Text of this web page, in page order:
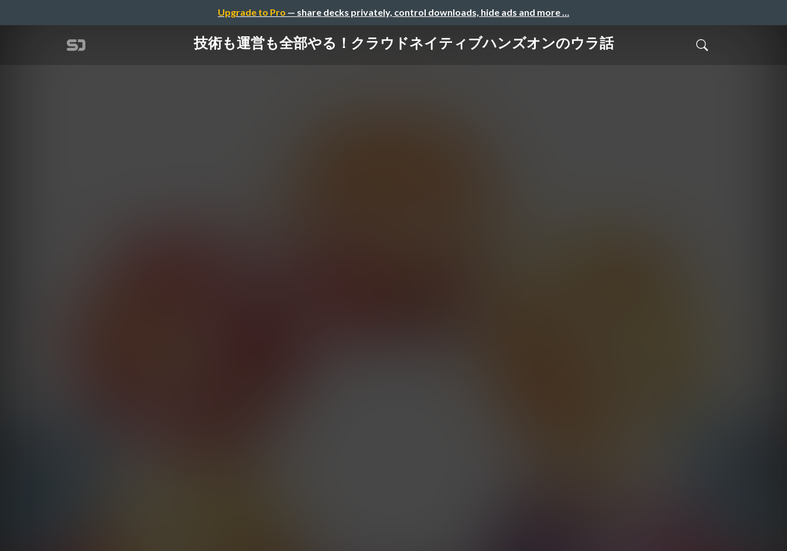
Upgrade to Pro — share decks privately, control downloads, hide ads and more …
技術も運営も全部やる！クラウドネイティブハンズオンのウラ話